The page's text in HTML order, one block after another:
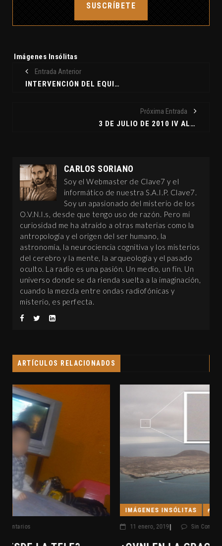
SUSCRÍBETE
Etiquetas:
Imágenes Insólitas
Entrada Anterior
INTERVENCIÓN DEL EQUIPO DE CLAVE7 EN EL PROGRAMA TELEVISIVO CANARIAS MÁGICA
Próxima Entrada
3 DE JULIO DE 2010 IV ALERTA OVNI ORGANIZADA POR LA SEAMP
CARLOS SORIANO
Soy el Webmaster de Clave7 y el
informático de nuestra S.A.I.P. Clave7.
Soy un apasionado del misterio de los
O.V.N.I.s, desde que tengo uso de razón. Pero mi
curiosidad me ha atraído a otras materias como la
antropología y el origen del ser humano, la
astronomía, la neurociencia cognitiva y los misterios
del cerebro y la mente, la arqueología y el pasado
oculto. La radio es una pasión. Un medio, un fin. Un
universo donde se da rienda suelta a la imaginación,
cuando la mezcla entre ondas radiofónicas y
misterio, es perfecta.
ARTÍCULOS RELACIONADOS
IMÁGENES INSÓLITAS
11 enero, 2019 Sin Comentarios